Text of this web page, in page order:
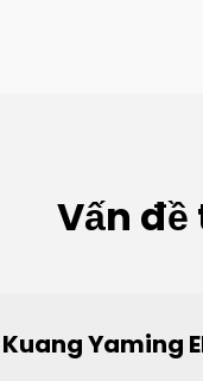
Vấn
Yaming